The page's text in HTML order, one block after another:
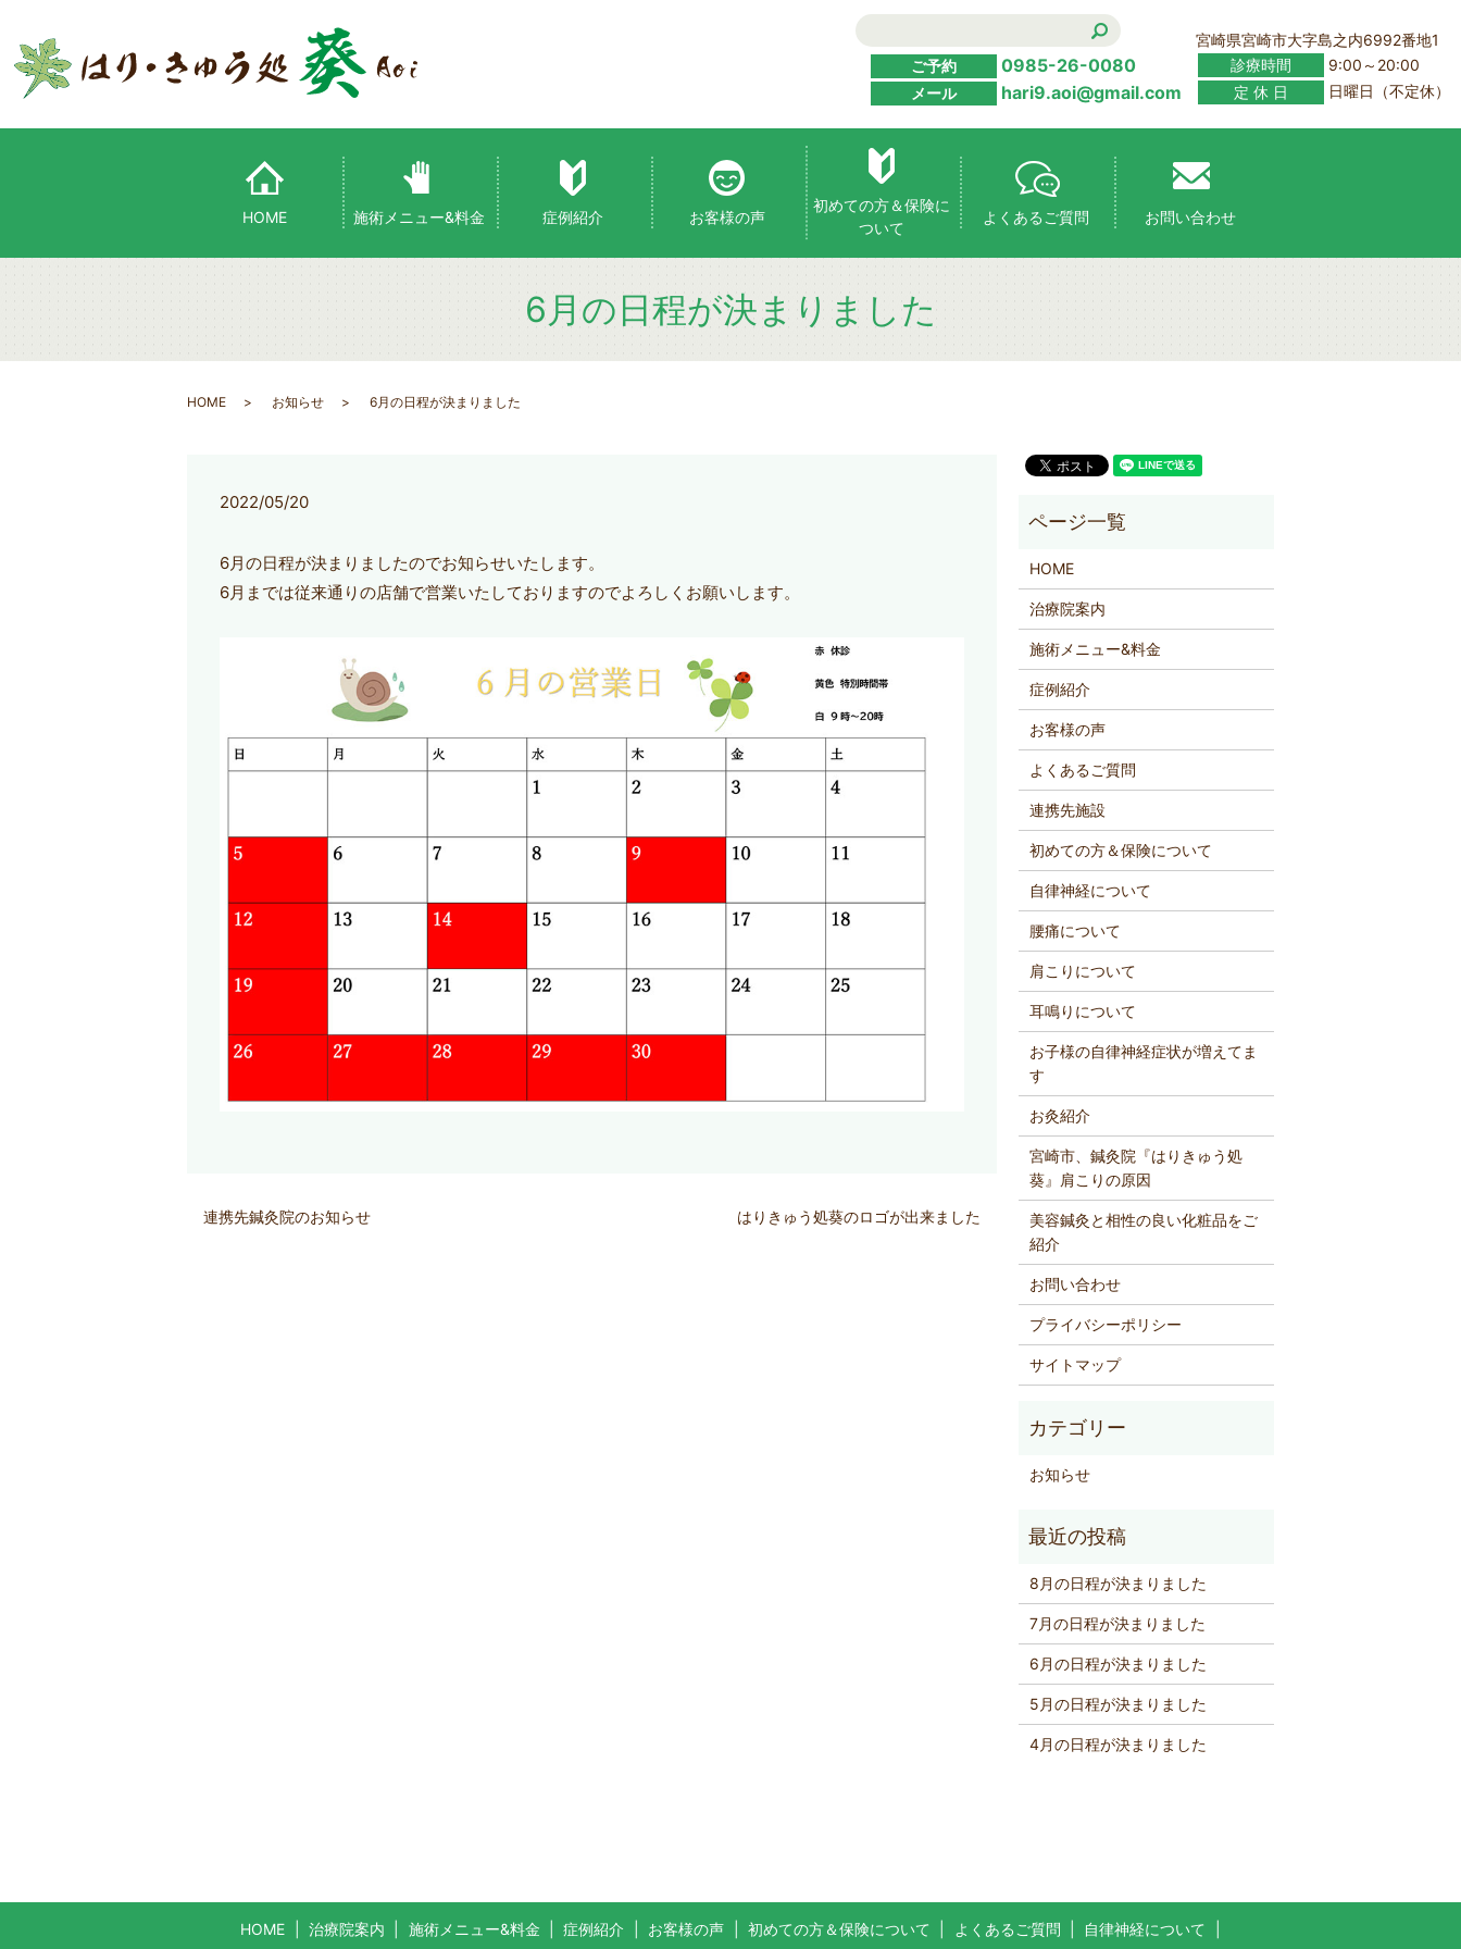
HOME 施術メニュー&料金 症例紹介 お客様の声
初めての方＆保険に
ついて
よくあるご質問 お問い合わせ
ご予約 0985-26-0080
メール hari9.aoi@gmail.com
宮崎県宮崎市大字島之内6992番地1
診療時間
9:00～20:00
定 休 日
日曜日（不定休）
6月の日程が決まりました
HOME お知らせ 6月の日程が決まりました
2022/05/20
6月の日程が決まりましたのでお知らせいたします。
6月までは従来通りの店舗で営業いたしておりますのでよろしくお願いします。
連携先鍼灸院のお知らせ はりきゅう処葵のロゴが出来ました
HOME
治療院案内
施術メニュー&料金
症例紹介
お客様の声
よくあるご質問
連携先施設
初めての方＆保険について
自律神経について
腰痛について
肩こりについて
耳鳴りについて
お子様の自律神経症状が増えてま
す
お灸紹介
宮崎市、鍼灸院『はりきゅう処
葵』肩こりの原因
美容鍼灸と相性の良い化粧品をご
紹介
お問い合わせ
プライバシーポリシー
サイトマップ
お知らせ
8月の日程が決まりました
7月の日程が決まりました
6月の日程が決まりました
5月の日程が決まりました
4月の日程が決まりました
HOME 治療院案内 施術メニュー&料金 症例紹介 お客様の声 初めての方＆保険について よくあるご質問 自律神経について